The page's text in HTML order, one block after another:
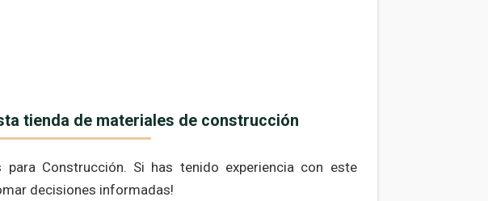
tienda de materiales de construcción
Construcción. Si has tenido experiencia con este
decisiones informadas!